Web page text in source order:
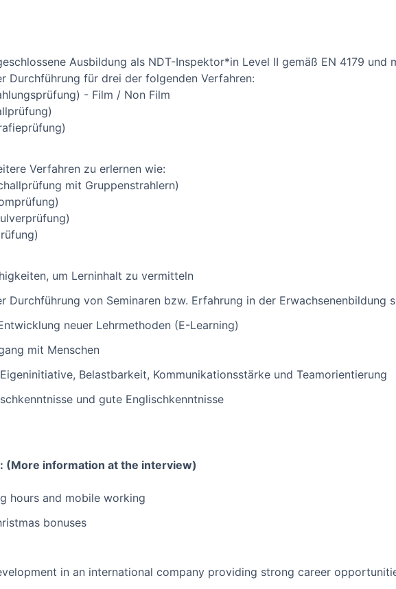
Ausbildung als NDT-Inspektor*in Level II gemäß EN 4179 und
Durchführung für drei der folgenden Verfahren:
- Film / Non Film
Verfahren zu erlernen wie:
mit Gruppenstrahlern)
um Lerninhalt zu vermitteln
Durchführung von Seminaren bzw. Erfahrung in der Erwachsenenbildung
neuer Lehrmethoden (E-Learning)
mit Menschen
Belastbarkeit, Kommunikationsstärke und Teamorientierung
und gute Englischkenntnisse
(More information at the interview)
hours and mobile working
bonuses
in an international company providing strong career